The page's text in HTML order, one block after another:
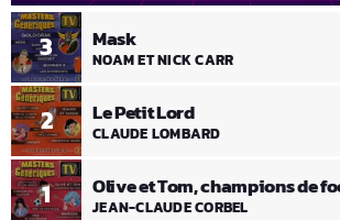
1 Olive et Tom, champions de
JEAN-CLAUDE CORBEL
2 Le Petit Lord
CLAUDE LOMBARD
3 Mask
NOAM ET NICK CARR